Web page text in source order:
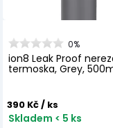
0%
ion8 Leak Proof
termoska, Grey,
390 Kč/ ks
Skladem < 5 ks